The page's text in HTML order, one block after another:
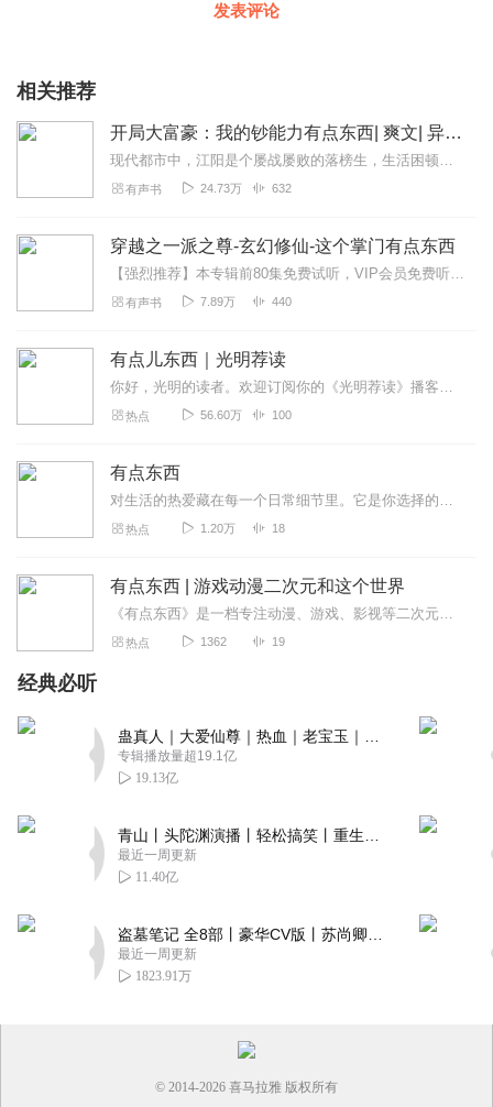
发表评论
相关推荐
开局大富豪：我的钞能力有点东西| 爽文| 异能| 重生
现代都市中，江阳是个屡战屡败的落榜生，生活困顿。一次意外穿越，他被卷入神秘系统，成为培养顶级富豪的实验体。系统每日推送任务，解锁功能，让他一步步蜕变。在陌生世界...
有声书 24.73万 632
穿越之一派之尊-玄幻修仙-这个掌门有点东西
【强烈推荐】本专辑前80集免费试听，VIP会员免费听全集！每天早上5:00更新，订阅可以看到每日更新！一定要“订阅”才能第一时间收到通知哦！【内容简介】穿越了，...
有声书 7.89万 440
有点儿东西｜光明荐读
你好，光明的读者。欢迎订阅你的《光明荐读》播客。我们的推荐，有学术热议，有先锋视点，有文化雅趣，让声音陪你，遇见更广阔的文化世界。
热点 56.60万 100
有点东西
对生活的热爱藏在每一个日常细节里。它是你选择的出行方式、参与的户外运动，也是你如获珍宝的一张老唱片、或是无意间挖掘的小众设计师......我们在全球搜罗那些热爱...
热点 1.20万 18
有点东西 | 游戏动漫二次元和这个世界
《有点东西》是一档专注动漫、游戏、影视等二次元热点的播客节目。每天里世界发生点儿啥？听《有点东西》就知道咯。主播：李生气听友群添加微信：lishengqi233...
热点 1362 19
经典必听
专辑播放量超19.1亿
19.13亿
最近一周更新
11.40亿
最近一周更新
1823.91万
© 2014-2026 喜马拉雅 版权所有